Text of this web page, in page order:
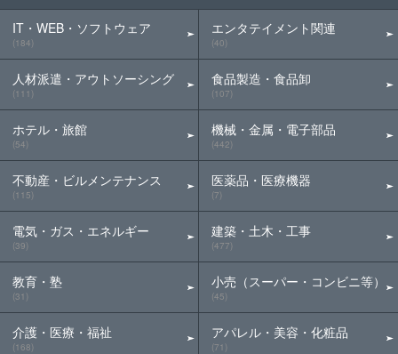
IT・WEB・ソフトウェア
(184)
人材派遣・アウトソーシング
(111)
ホテル・旅館
(54)
不動産・ビルメンテナンス
(115)
電気・ガス・エネルギー
(39)
教育・塾
(31)
介護・医療・福祉
(168)
エンタテイメント関連
(40)
食品製造・食品卸
(107)
機械・金属・電子部品
(442)
医薬品・医療機器
(7)
建築・土木・工事
(477)
小売（スーパー・コンビニ等）
(45)
アパレル・美容・化粧品
(71)